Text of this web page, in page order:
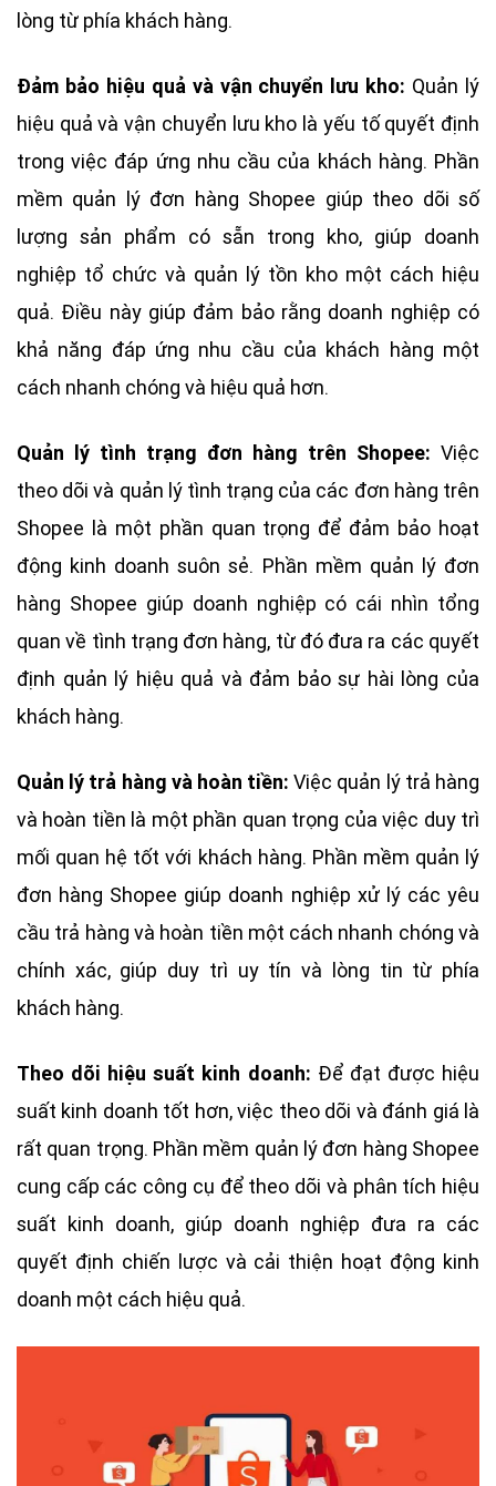
lòng từ phía khách hàng.
Đảm bảo hiệu quả và vận chuyển lưu kho: Quản lý
hiệu quả và vận chuyển lưu kho là yếu tố quyết định
trong việc đáp ứng nhu cầu của khách hàng. Phần
mềm quản lý đơn hàng Shopee giúp theo dõi số
lượng sản phẩm có sẵn trong kho, giúp doanh
nghiệp tổ chức và quản lý tồn kho một cách hiệu
quả. Điều này giúp đảm bảo rằng doanh nghiệp có
khả năng đáp ứng nhu cầu của khách hàng một
cách nhanh chóng và hiệu quả hơn.
Quản lý tình trạng đơn hàng trên Shopee: Việc
theo dõi và quản lý tình trạng của các đơn hàng trên
Shopee là một phần quan trọng để đảm bảo hoạt
động kinh doanh suôn sẻ. Phần mềm quản lý đơn
hàng Shopee giúp doanh nghiệp có cái nhìn tổng
quan về tình trạng đơn hàng, từ đó đưa ra các quyết
định quản lý hiệu quả và đảm bảo sự hài lòng của
khách hàng.
Quản lý trả hàng và hoàn tiền:Việc quản lý trả hàng
và hoàn tiền là một phần quan trọng của việc duy trì
mối quan hệ tốt với khách hàng. Phần mềm quản lý
đơn hàng Shopee giúp doanh nghiệp xử lý các yêu
cầu trả hàng và hoàn tiền một cách nhanh chóng và
chính xác, giúp duy trì uy tín và lòng tin từ phía
khách hàng.
Theo dõi hiệu suất kinh doanh: Để đạt được hiệu
suất kinh doanh tốt hơn, việc theo dõi và đánh giá là
rất quan trọng. Phần mềm quản lý đơn hàng Shopee
cung cấp các công cụ để theo dõi và phân tích hiệu
suất kinh doanh, giúp doanh nghiệp đưa ra các
quyết định chiến lược và cải thiện hoạt động kinh
doanh một cách hiệu quả.